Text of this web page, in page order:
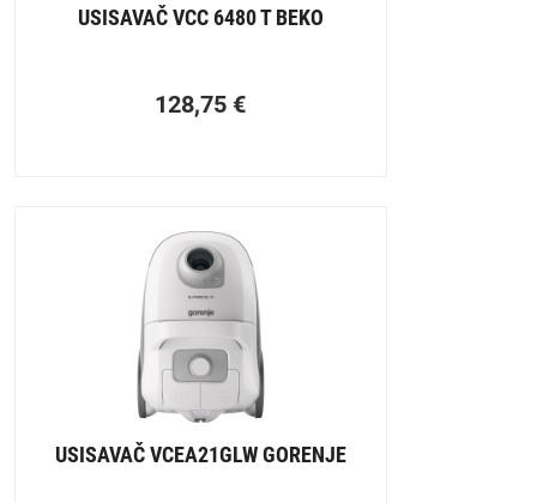
USISAVAČ VCC 6480 T BEKO
128,75 €
USISAVAČ VCEA21GLW GORENJE